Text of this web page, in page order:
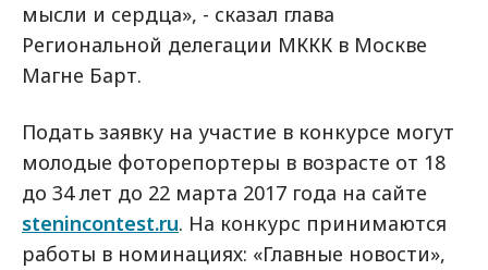
мысли и сердца», - сказал глава
Региональной делегации МККК в Москве
Магне Барт.
Подать заявку на участие в конкурсе могут
молодые фоторепортеры в возрасте от 18
до 34 лет до 22 марта 2017 года на сайте
stenincontest.ru. На конкурс принимаются
работы в номинациях: «Главные новости»,